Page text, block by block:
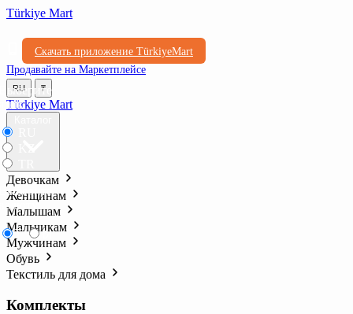
Türkiye Mart
Скачать приложение TürkiyeMart
Продавайте на Маркетплейсе
RU ₸
₸ ₺l
Türkiye Mart
Девочкам
Женщинам
Малышам
Мальчикам
Мужчинам
Обувь
Текстиль для дома
Комплекты